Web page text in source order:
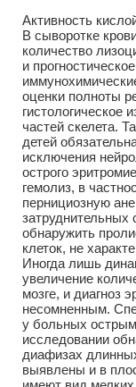
Активность
В сыворотке
количество
и
оценки полноты
гистологическое
частей скелета.
детей
исключения
острого
гемолиз, в
пернициозную
затруднительных
обнаружить
клеток, не
Иногда лишь
увеличение
мозге, и диагноз
несомненным.
у больных острым
исследовании
диафизах
выявлены и в